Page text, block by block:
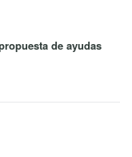
de ayudas